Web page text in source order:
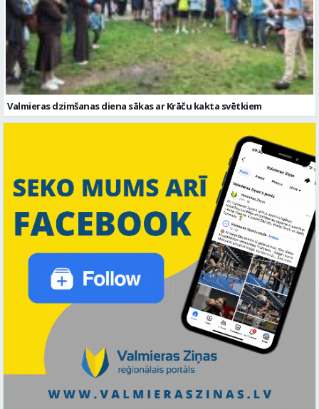
Valmieras dzimšanas diena sākas ar Krāču kakta svētkiem